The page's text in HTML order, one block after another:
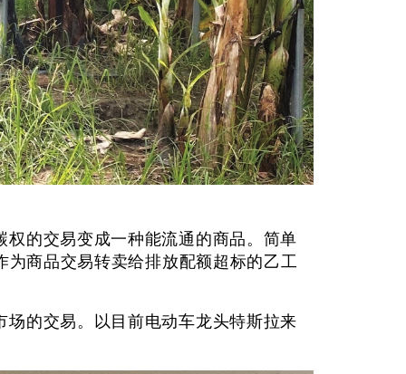
的交易变成一种能流通的商品。简单
为商品交易转卖给排放配额超标的乙工
的交易。以目前电动车龙头特斯拉来